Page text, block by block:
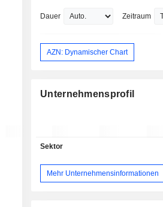
Dauer Zeitraum
AZN: Dynamischer Chart
Unternehmensprofil
Sektor
Mehr Unternehmensinformationen